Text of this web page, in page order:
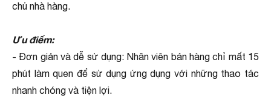
chủ nhà hàng.
Ưu điểm:
- Đơn giản và dễ sử dụng: Nhân viên bán hàng chỉ mất 15
phút làm quen để sử dụng ứng dụng với những thao tác
nhanh chóng và tiện lợi.